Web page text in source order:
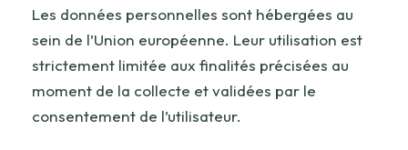
Les données personnelles sont hébergées au
sein de l’Union européenne. Leur utilisation est
strictement limitée aux finalités précisées au
moment de la collecte et validées par le
consentement de l’utilisateur.